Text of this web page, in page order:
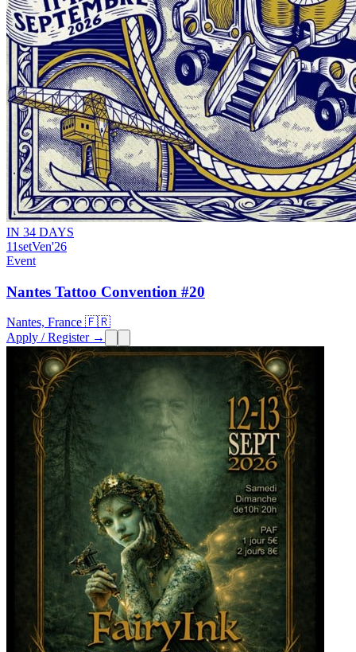
IN 34 DAYS
11setVen'26
Event
Nantes Tattoo Convention #20
Nantes, France 🇫🇷
Apply / Register →